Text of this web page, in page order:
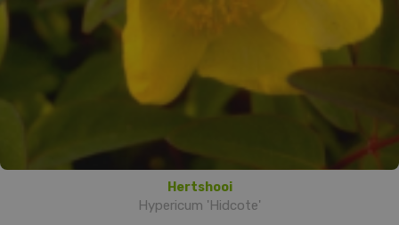
Hertshooi
Hypericum 'Hidcote'